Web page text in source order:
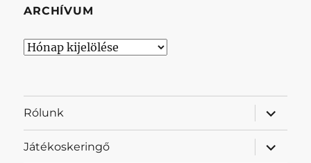
ARCHÍVUM
Archívum
Rólunk
almenü
Játékoskeringő
almenü